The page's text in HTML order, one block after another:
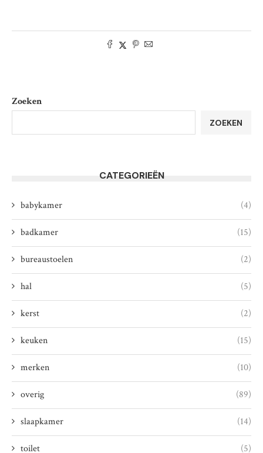
Zoeken
ZOEKEN
CATEGORIEËN
babykamer (4)
badkamer (15)
bureaustoelen (2)
hal (5)
kerst (2)
keuken (15)
merken (10)
overig (89)
slaapkamer (14)
toilet (5)